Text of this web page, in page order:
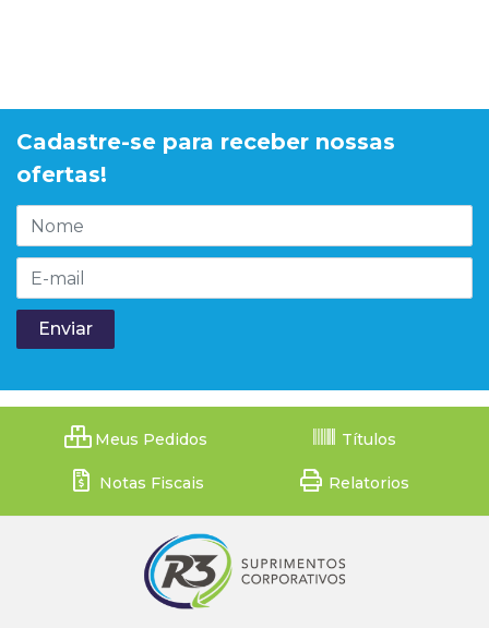
Cadastre-se para receber nossas
ofertas!
Meus Pedidos Títulos
Notas Fiscais Relatorios